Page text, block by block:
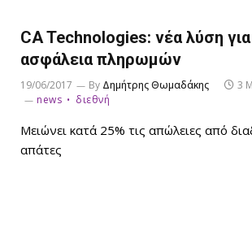
CA Technologies: νέα λύση
ασφάλεια πληρωμών
19/06/2017 By Δημήτρης Θωμαδάκης
3
news
διεθνή
Μειώνει κατά 25% τις απώλειες από
απάτες